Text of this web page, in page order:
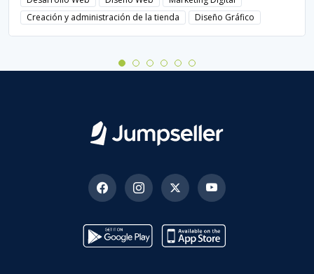
Creación y administración de la tienda
Diseño Gráfico